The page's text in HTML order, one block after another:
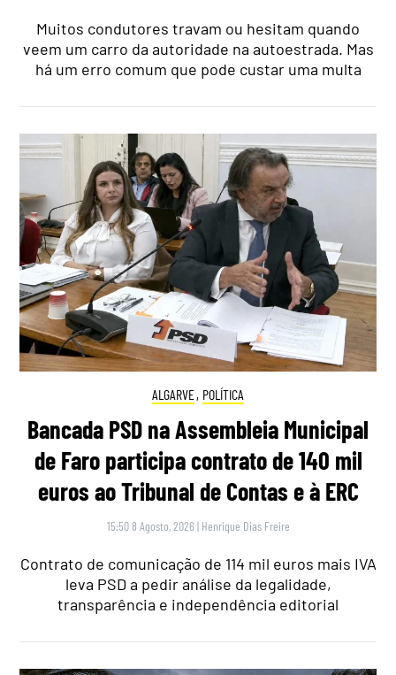
Muitos condutores travam ou hesitam quando
veem um carro da autoridade na autoestrada. Mas
há um erro comum que pode custar uma multa
ALGARVE, POLÍTICA
Bancada PSD na Assembleia Municipal
de Faro participa contrato de 140 mil
euros ao Tribunal de Contas e à ERC
15:50 8 Agosto, 2026 | Henrique Dias Freire
Contrato de comunicação de 114 mil euros mais IVA
leva PSD a pedir análise da legalidade,
transparência e independência editorial